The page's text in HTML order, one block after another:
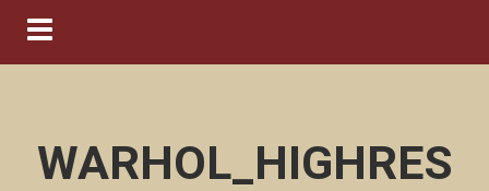
Navigation ein-/ausblenden
WARHOL_HIGHRES